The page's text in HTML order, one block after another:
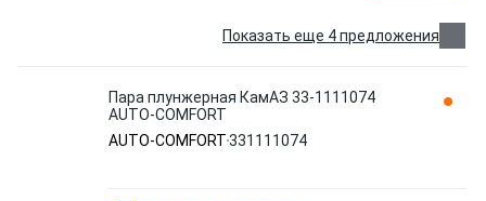
Показать еще 4 предложения
Пара плунжерная КамАЗ 33-1111074
AUTO-COMFORT
AUTO-COMFORT331111074